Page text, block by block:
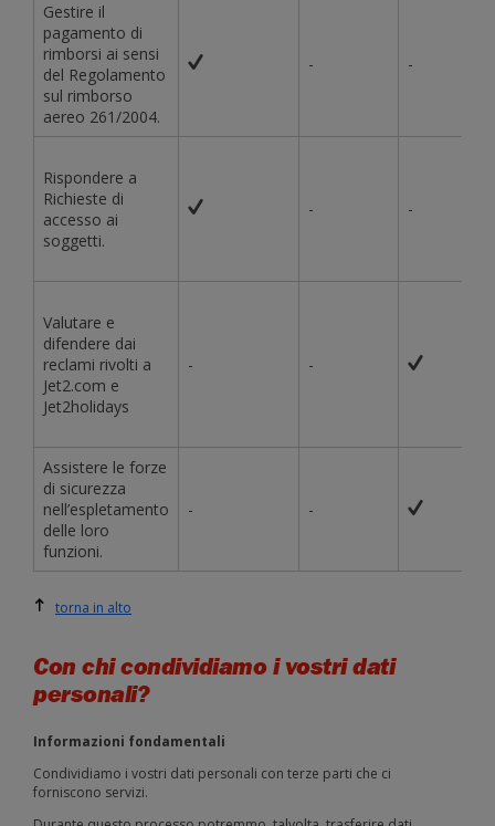
Gestire il
pagamento di
rimborsi ai sensi
del Regolamento
sul rimborso
aereo 261/2004.
- -
Rispondere a
Richieste di
accesso ai
soggetti.
- -
Valutare e
difendere dai
reclami rivolti a
Jet2.com e
Jet2holidays
- -
Assistere le forze
di sicurezza
nell’espletamento
delle loro
funzioni.
- -
torna in alto
Con chi condividiamo i vostri dati
personali?
Informazioni fondamentali
Condividiamo i vostri dati personali con terze parti che ci
forniscono servizi.